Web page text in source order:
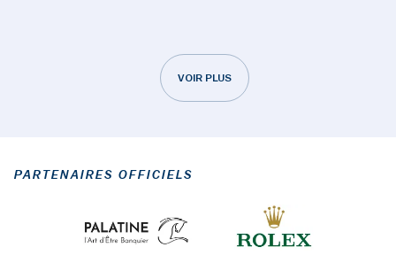
VOIR PLUS
PARTENAIRES OFFICIELS